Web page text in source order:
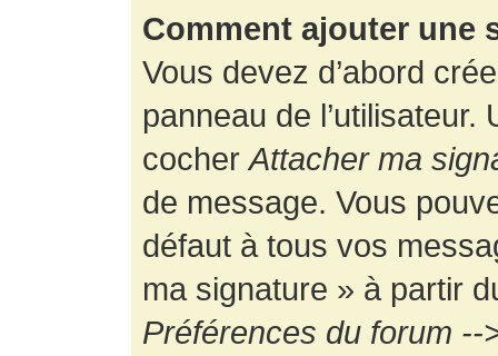
Comment ajouter une
Vous devez d’abord
panneau de
cocherAttacher ma
de message. Vous
défaut à tous vos
ma signature » à partir
Préférences du forum